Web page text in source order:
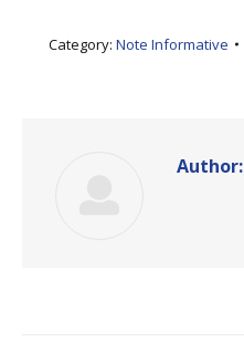
Category: Note Informative
Author: